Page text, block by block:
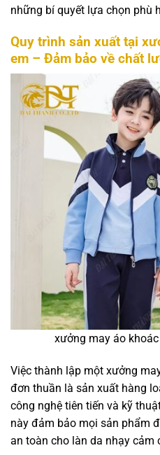
những bí quyết lựa chọn phù
Quy trình sản xuất tại
em – Đảm bảo về chất
xưởng may áo
Việc thành lập một xưởng
đơn thuần là sản xuất hàng
công nghệ tiên tiến và kỹ
này đảm bảo mọi sản phẩm
an toàn cho làn da nhạy cảm